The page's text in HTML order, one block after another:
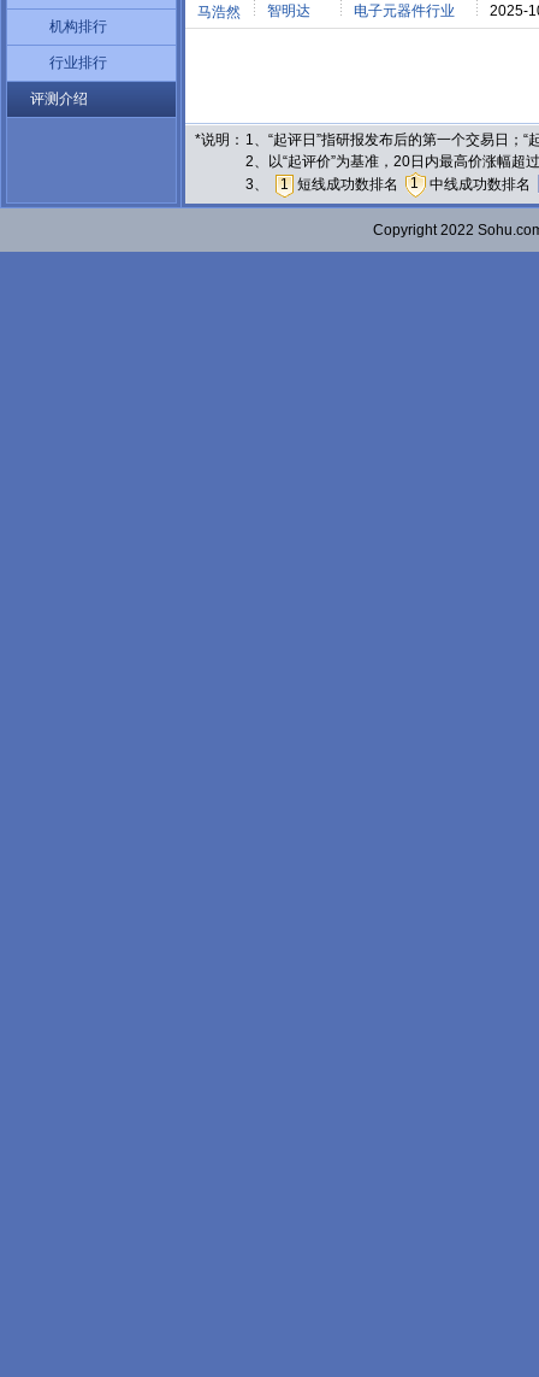
机构排行
行业排行
评测介绍
马浩然 智明达 电子元器件行业 2025-
*说明： 1、“起评日”指研报发布后的第一个交易日；
2、以“起评价”为基准，20日内最高价涨幅
3、
1 短线成功数排名 1 中线成功数排名
Copyright 2022